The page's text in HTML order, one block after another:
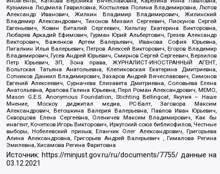
Кузьмина Людмила Гавриловна, Костылева Полина Владимировна, Лютов
Александр Иванович, Жилкин Владимир Владимирович, Жилинский
Владимир Александрович, Тихонов Михаил Сергеевич, Пискунов Сергей
Евгеньевич, Ковин Виталий Сергеевич, Кильтау Екатерина Викторовна,
Любарев Аркадий Ефимович, Гурман Юрий Альбертович, Грезев Александр
Викторович, Важенков Артем Валерьевич, Иванова София Юрьевна,
Пигалкин Илья Валерьевич, Петров Алексей Викторович, Егоров Владимир
Владимирович, Гусев Андрей Юрьевич, Смирнов Сергей Сергеевич, Верзилов
Петр Юрьевич, ЗП, Зона права, ЖУРНАЛИСТ-ИНОСТРАННЫЙ АГЕНТ,
Вольтская Татьяна Анатольевна, Клепиковская Екатерина Дмитриевна,
Сотников Даниил Владимирович, Захаров Андрей Вячеславович, Симонов
Евгений Алексеевич, Сурначева Елизавета Дмитриевна, Соловьева Елена
Анатольевна, Арапова Галина Юрьевна, Перл Роман Александрович, МЕМО,
Mason G.E.S. Anonymous Foundation, Stichting Bellingcat, Якутия – Наше
Мнение, Москоу диджитал медиа, РС-Балт, Заговора Максим
Александрович, Ветошкина Валерия Валерьевна, Павлов Иван Юрьевич,
Скворцова Елена Сергеевна, Оленичев Максим Владимирович, Как бы
инагент, Кочетков Игорь Викторович, Иркутский союз библиофилов, Честные
выборы, Нобелевский призыв, Еланчик Олег Александрович, Григорьева
Алина Александровна, Григорьев Андрей Валерьевич , Гималова Регина
Эмилевна, Хисамова Регина Фаритовна
Источник: https://minjust.gov.ru/ru/documents/7755/ данные на
03.12.2021